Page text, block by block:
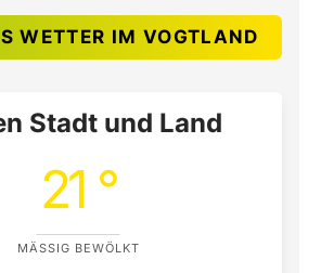
WETTER IM VOGTLAND
Stadt und Land
21 °
MÄSSIG BEWÖLKT